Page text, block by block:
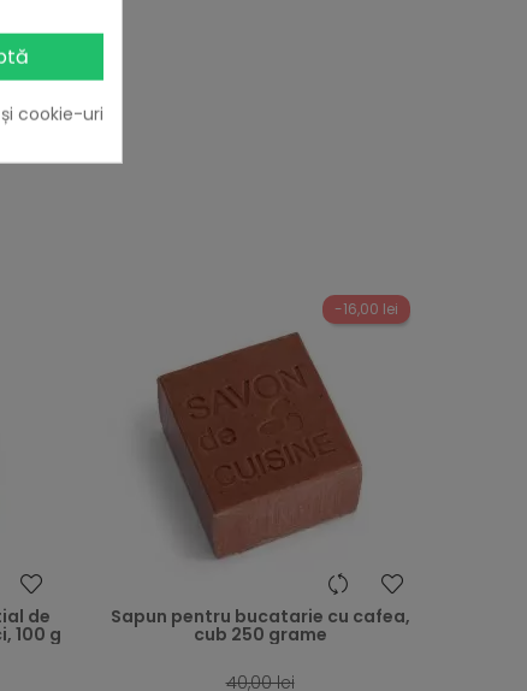
heart
de
100 g
-16,00 lei
heart
Sapun pentru bucatarie cu cafea,
cub 250 grame
40,00 lei
cookie-uri